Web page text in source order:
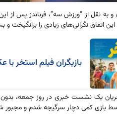
و به نقل از “ورزش سه”، فرناندز پس
اتفاق نگرانی‌های زیادی را برانگیخت
بازیگران فیلم استخر
یک نشست خبری در روز جمعه، بدون
بازی کمی دچار سرگیجه شدم و مجبور